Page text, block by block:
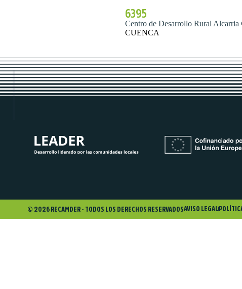
6395
Centro de Desarrollo Rural
CUENCA
© 2026 RECAMDER - TODOS LOS DERECHOS RESERVADOSAVISO LEGAL